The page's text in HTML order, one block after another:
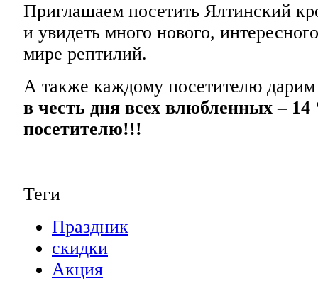
Приглашаем посетить Ялтинский
и увидеть много нового,
мире рептилий.
А также каждому посетителю
в честь дня всех влюбленных –
посетителю!!!
Теги
Праздник
скидки
Акция